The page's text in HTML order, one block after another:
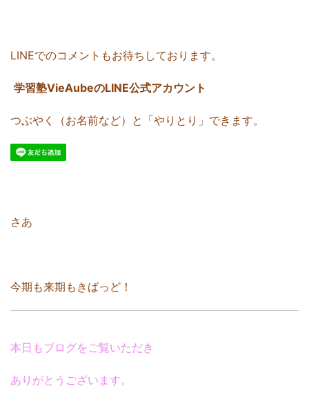
LINEでのコメントもお待ちしております。
学習塾VieAubeのLINE公式アカウント
つぶやく（お名前など）と「やりとり」できます。
さあ
今期も来期もきばっど！
本日もブログをご覧いただき
ありがとうございます。